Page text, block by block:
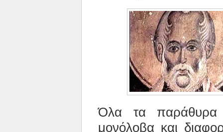
Όλα τα παράθυρα
μονόλοβα και